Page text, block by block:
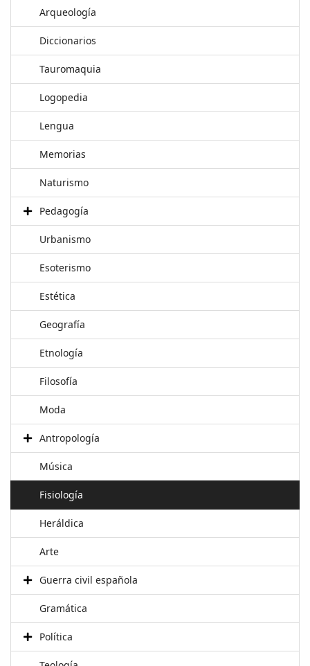
Arqueología
Diccionarios
Tauromaquia
Logopedia
Lengua
Memorias
Naturismo
Pedagogía
Urbanismo
Esoterismo
Estética
Geografía
Etnología
Filosofía
Moda
Antropología
Música
Fisiología
Heráldica
Arte
Guerra civil española
Gramática
Política